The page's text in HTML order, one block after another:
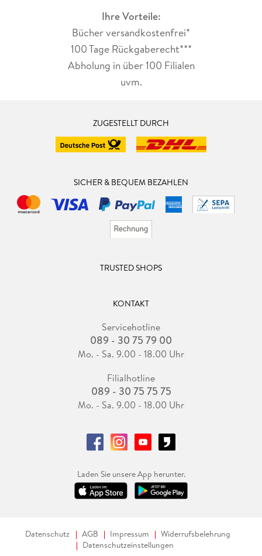
Ihre Vorteile:
Bücher versandkostenfrei*
100 Tage Rückgaberecht***
Abholung in über 100 Filialen
uvm.
ZUGESTELLT DURCH
SICHER & BEQUEM BEZAHLEN
TRUSTED SHOPS
KONTAKT
Servicehotline
089 - 30 75 79 00
Mo. - Sa. 9.00 - 18.00 Uhr
Filialhotline
089 - 30 75 75 75
Mo. - Sa. 9.00 - 18.00 Uhr
Laden Sie unsere App herunter.
Datenschutz AGB Impressum
Widerrufsbelehrung
Datenschutzeinstellungen